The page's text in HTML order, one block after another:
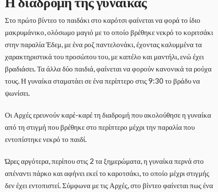
Στο πρώτο βίντεο το παιδάκι στο καρότσι φαίνεται να φορά το ίδιο
μακρυμάνικο, ολόσωμο μαγιό με το οποίο βρέθηκε νεκρό το κοριτσάκι
στην παραλία Έδεμ, με ένα ροζ παντελονάκι, έχοντας καλυμμένα τα
χαρακτηριστικά του προσώπου του, με καπέλο και μαντήλι, ενώ έχει
βραδιάσει. Τα άλλα δύο παιδιά, φαίνεται να φορούν κανονικά τα ρούχα
τους. Η γυναίκα σταματάει σε ένα περίπτερο στις 9:30 το βράδυ να
ψωνίσει.
Οι Αρχές ερευνούν καρέ-καρέ τη διαδρομή που ακολούθησε η γυναίκα
από τη στιγμή που βρέθηκε στο περίπτερο μέχρι την παραλία που
εντοπίστηκε νεκρό το παιδί.
Ώρες αργότερα, περίπου στις 2 τα ξημερώματα, η γυναίκα περνά στο
απέναντι πάρκο και αφήνει εκεί το καροτσάκι, το οποίο μέχρι στιγμής
δεν έχει εντοπιστεί. Σύμφωνα με τις Αρχές, στο βίντεο φαίνεται πως ένα